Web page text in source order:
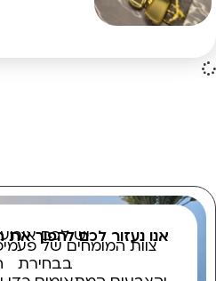
יש לכם
אנו נעזור לכם להפוך
צוות המומחים של
בבחירת